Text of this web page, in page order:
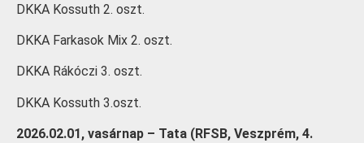
DKKA Kossuth 2. oszt.
DKKA Farkasok Mix 2. oszt.
DKKA Rákóczi 3. oszt.
DKKA Kossuth 3.oszt.
2026.02.01, vasárnap – Tata (RFSB, Veszprém, 4.